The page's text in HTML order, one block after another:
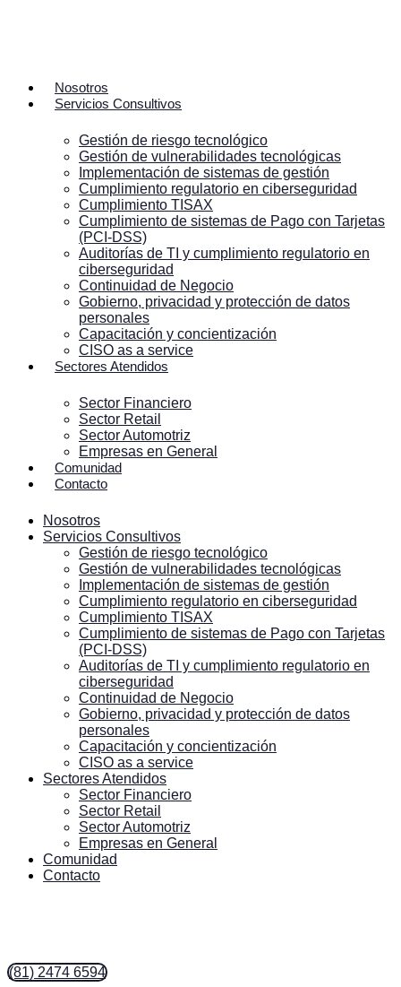
Nosotros
Servicios Consultivos
Gestión de riesgo tecnológico
Gestión de vulnerabilidades tecnológicas
Implementación de sistemas de gestión
Cumplimiento regulatorio en ciberseguridad
Cumplimiento TISAX
Cumplimiento de sistemas de Pago con Tarjetas
(PCI-DSS)
Auditorías de TI y cumplimiento regulatorio en
ciberseguridad
Continuidad de Negocio
Gobierno, privacidad y protección de datos
personales
Capacitación y concientización
CISO as a service
Sectores Atendidos
Sector Financiero
Sector Retail
Sector Automotriz
Empresas en General
Comunidad
Contacto
Nosotros
Servicios Consultivos
Gestión de riesgo tecnológico
Gestión de vulnerabilidades tecnológicas
Implementación de sistemas de gestión
Cumplimiento regulatorio en ciberseguridad
Cumplimiento TISAX
Cumplimiento de sistemas de Pago con Tarjetas
(PCI-DSS)
Auditorías de TI y cumplimiento regulatorio en
ciberseguridad
Continuidad de Negocio
Gobierno, privacidad y protección de datos
personales
Capacitación y concientización
CISO as a service
Sectores Atendidos
Sector Financiero
Sector Retail
Sector Automotriz
Empresas en General
Comunidad
Contacto
(81) 2474 6594